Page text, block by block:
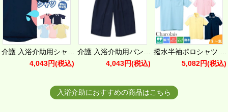
4,043円(税込)
4,043円(税込)
5,082円(税込)
入浴介助におすすめの商品はこちら